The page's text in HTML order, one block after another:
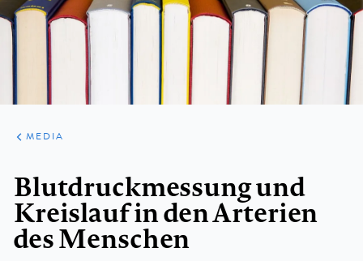
ARTIKELEN
VARIA
MEDIA
Blutdruckmessung und
Kreislauf in den Arterien
des Menschen